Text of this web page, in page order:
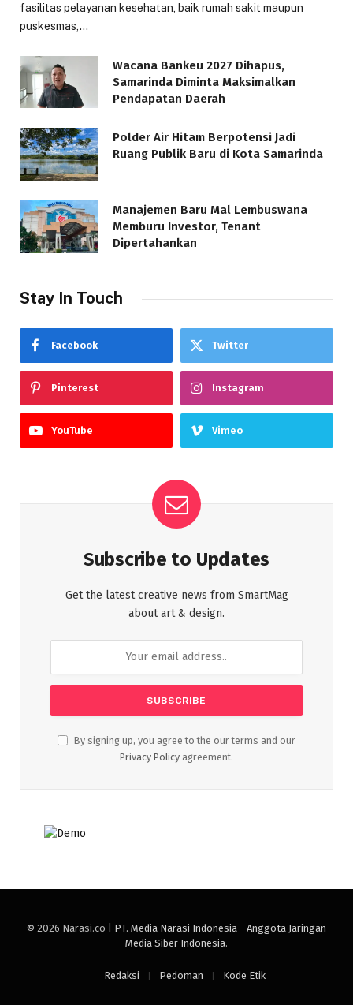
fasilitas pelayanan kesehatan, baik rumah sakit maupun
puskesmas,…
Wacana Bankeu 2027 Dihapus,
Samarinda Diminta Maksimalkan
Pendapatan Daerah
Polder Air Hitam Berpotensi Jadi
Ruang Publik Baru di Kota Samarinda
Manajemen Baru Mal Lembuswana
Memburu Investor, Tenant
Dipertahankan
Stay In Touch
Facebook Twitter
Pinterest Instagram
YouTube Vimeo
Subscribe to Updates
Get the latest creative news from SmartMag
about art & design.
By signing up, you agree to the our terms and our
Privacy Policy agreement.
© 2026 Narasi.co | PT. Media Narasi Indonesia - Anggota Jaringan
Media Siber Indonesia.
Redaksi Pedoman Kode Etik